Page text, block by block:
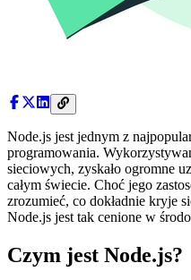
Node.js jest jednym z
programowania.
sieciowych, zyskało ogromne
całym świecie. Choć jego
zrozumieć, co dokładnie kryje
Node.js jest tak cenione w
Czym jest Node.js?